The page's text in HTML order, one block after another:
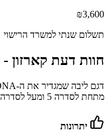
₪3,600
תשלום שנתי למשרד הרישוי
חוות דעת קארזון -
מתחת לסדרה 5 ומעל לסדרה 1
יתרונות